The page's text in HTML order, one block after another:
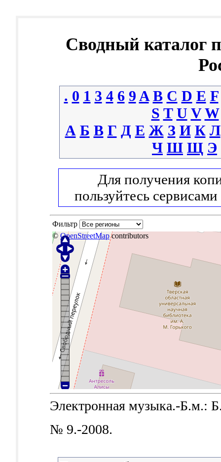
Сводный каталог
. 0 1 3 4 6 9 A B C D E F
S T U V W
А Б В Г Д Е Ж З И К Л
Ч Ш Щ Э
Для получения
пользуйтесь сервисами
Фильтр
© OpenStreetMapcontributors
Электронная музыка.-Б.м.:
№ 9.-2008.